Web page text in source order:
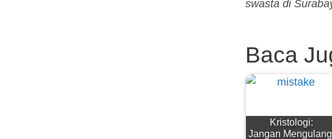
swasta di
Baca
Kristologi:
Jangan